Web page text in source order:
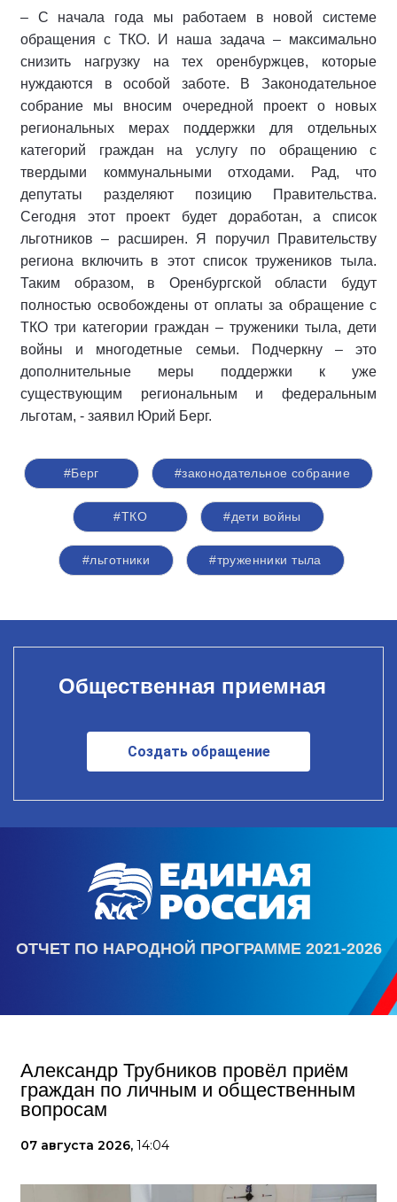
– С начала года мы работаем в новой системе
обращения с ТКО. И наша задача – максимально
снизить нагрузку на тех оренбуржцев, которые
нуждаются в особой заботе. В Законодательное
собрание мы вносим очередной проект о новых
региональных мерах поддержки для отдельных
категорий граждан на услугу по обращению с
твердыми коммунальными отходами. Рад, что
депутаты разделяют позицию Правительства.
Сегодня этот проект будет доработан, а список
льготников – расширен. Я поручил Правительству
региона включить в этот список тружеников тыла.
Таким образом, в Оренбургской области будут
полностью освобождены от оплаты за обращение с
ТКО три категории граждан – труженики тыла, дети
войны и многодетные семьи. Подчеркну – это
дополнительные меры поддержки к уже
существующим региональным и федеральным
льготам, - заявил Юрий Берг.
#Берг #законодательное собрание
#ТКО #дети войны
#льготники #труженники тыла
Общественная приемная
Создать обращение
ОТЧЕТ ПО НАРОДНОЙ ПРОГРАММЕ 2021-2026
Александр Трубников провёл приём
граждан по личным и общественным
вопросам
07 августа 2026, 14:04